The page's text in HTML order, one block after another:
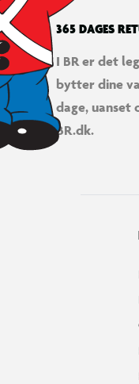
365 DAGES
I BR er det
bytter dine
dage, uanset
BR.dk.